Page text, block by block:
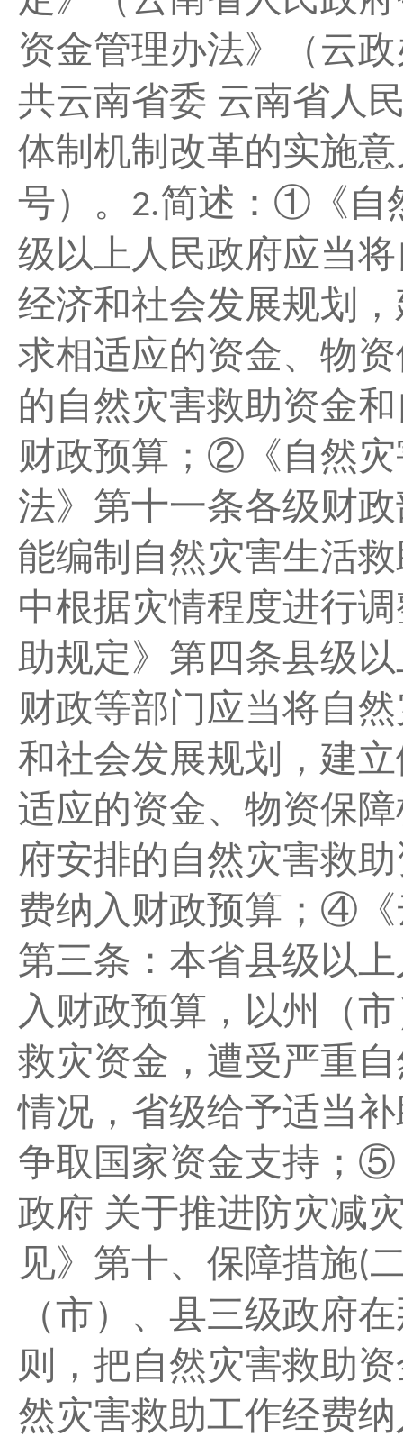
资金管理办法》（云
共云南省委 云南省人
体制机制改革的实施
号）。
2.简述：①《自
级以上人民政府应当
经济和社会发展规划
求相适应的资金、物
的自然灾害救助资金
财政预算；②《自然
法》第十一条各级财
能编制自然灾害生活
中根据灾情程度进行
助规定》第四条县级
财政等部门应当将自
和社会发展规划，建
适应的资金、物资保
府安排的自然灾害救
费纳入财政预算；④
第三条：本省县级以
入财政预算，以州（
救灾资金，遭受严重
情况，省级给予适当
争取国家资金支持；
政府 关于推进防灾减
见》第十、保障措施(
（市）、县三级政府
则，把自然灾害救助
然灾害救助工作经费